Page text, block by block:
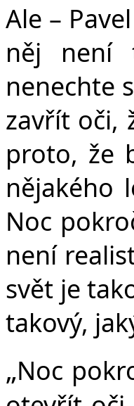
Ale –
něj není
nenechte
zavřít oči,
proto, že
nějakého
Noc
není
svět je
takový,
„Noc